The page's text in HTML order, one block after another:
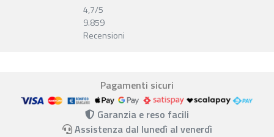
4,7/5
9.859
Recensioni
Pagamenti sicuri
Garanzia e reso facili
Assistenza dal lunedì al venerdì